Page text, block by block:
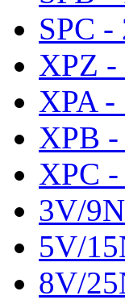
SPC -
XPZ -
XPA -
XPB -
XPC
3V/
5V/
8V/